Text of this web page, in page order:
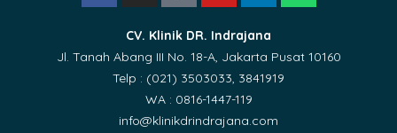
CV. Klinik DR. Indrajana
Jl. Tanah Abang III No. 18-A, Jakarta Pusat 10160
Telp : (021) 3503033, 3841919
WA : 0816-1447-119
info@klinikdrindrajana.com